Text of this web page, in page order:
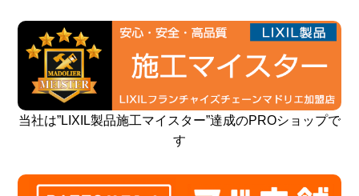
当社は”LIXIL製品施工マイスター”達成のPROショップで
す